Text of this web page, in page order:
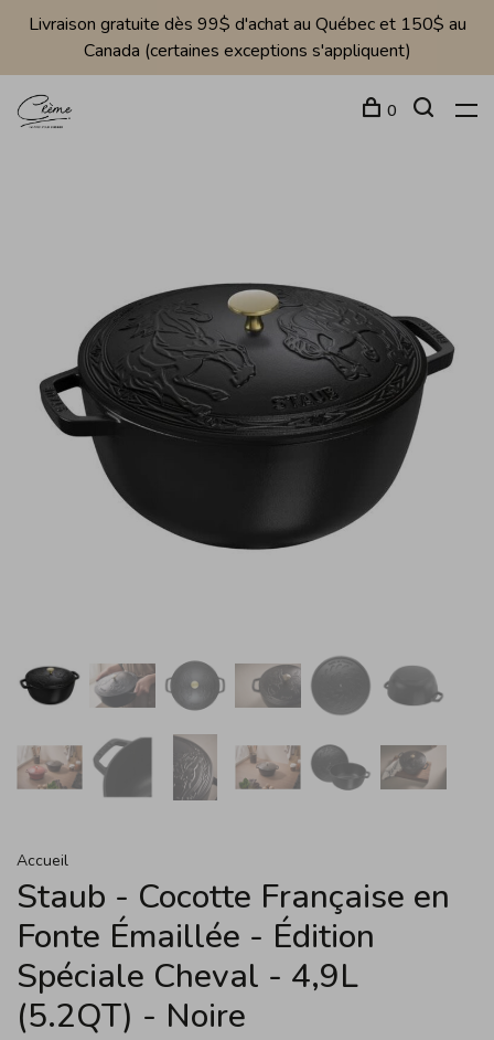
Livraison gratuite dès 99$ d'achat au Québec et 150$ au
Canada (certaines exceptions s'appliquent)
0
Accueil
Staub - Cocotte Française en
Fonte Émaillée - Édition
Spéciale Cheval - 4,9L
(5.2QT) - Noire